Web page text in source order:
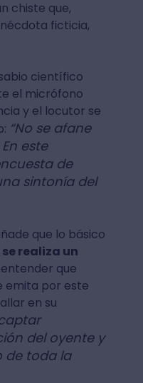
chiste que,
ficticia,
científico
el micrófono
y el locutor se
“No se afane
este
de
sintonía del
que lo básico
realiza un
que
emita por este
en su
del oyente y
de toda la